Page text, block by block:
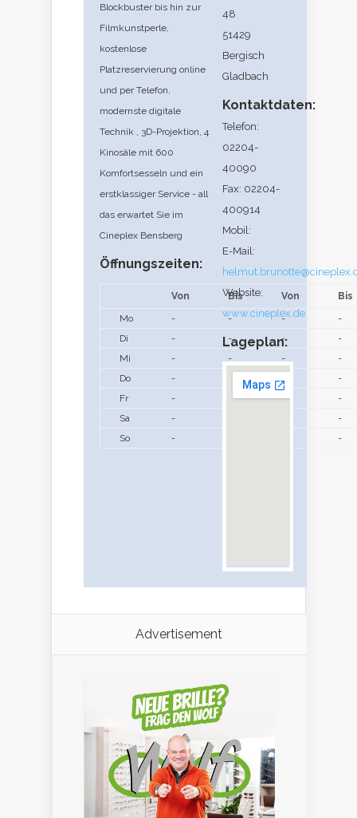
Blockbuster bis hin zur
Filmkunstperle,
kostenlose
Platzreservierung online
und per Telefon,
modernste digitale
Technik , 3D-Projektion, 4
Kinosäle mit 600
Komfortsesseln und ein
erstklassiger Service - all
das erwartet Sie im
Cineplex Bensberg
Öffnungszeiten:
Von Bis Von
Bis
Mo
- - -
-
Di
- - -
-
Mi
- - -
-
Do
-
-
Fr
- -
-
Sa
-
-
So
- -
48
51429
Bergisch
Gladbach
Kontaktdaten:
Telefon:
02204-
40090
Fax: 02204-
400914
Mobil:
E-Mail:
Website:
www.cineplex.de
Lageplan:
Advertisement